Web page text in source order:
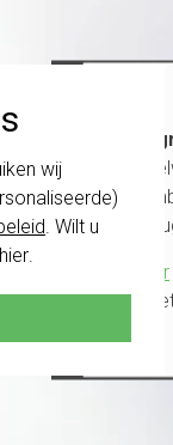
wij
. Wilt u
hier.
te
vóór
Klik hier
altijd